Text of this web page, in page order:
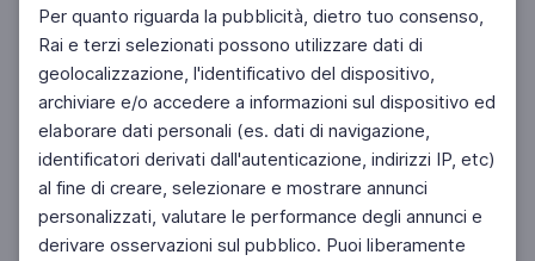
Per quanto riguarda la pubblicità, dietro tuo consenso,
Rai e terzi selezionati possono utilizzare dati di
geolocalizzazione, l'identificativo del dispositivo,
archiviare e/o accedere a informazioni sul dispositivo ed
elaborare dati personali (es. dati di navigazione,
identificatori derivati dall'autenticazione, indirizzi IP, etc)
al fine di creare, selezionare e mostrare annunci
personalizzati, valutare le performance degli annunci e
derivare osservazioni sul pubblico. Puoi liberamente